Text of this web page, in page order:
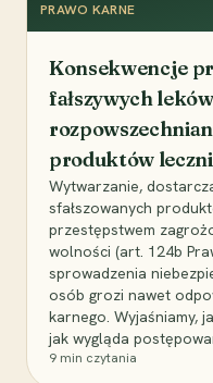
PRAWO KARNE
Konsekwencje
fałszywych
produktów
Wytwarzanie,
sfałszowanych
przestępstwem
wolności (art. 124b
sprowadzenia
osób grozi nawet
karnego. Wyjaśniamy,
jak wygląda
9 min czytania